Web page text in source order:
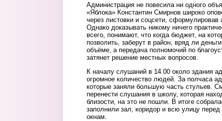
Администрация не повесила ни одного
«Яблока» Константин Смирнов широко
через листовки и соцсети,
Однако доказывать никому ничего
всего, понимают, что когда бюджет, на
позволить, заберут в район, вряд ли
объёме, а передача полномочий по
затянет решение местных вопросов.
К началу слушаний в 14.00 около здания
огромное количество людей. За полчаса
которые заняли большую часть стульев.
перенести слушания в школу, которая
близости, на это не пошли. В итоге
заполнили зал, коридор и всю улицу
окнам.